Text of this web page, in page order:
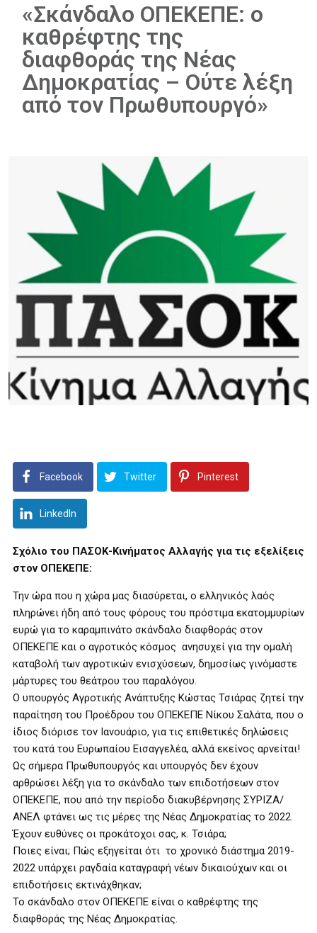
«Σκάνδαλο ΟΠΕΚΕΠΕ: ο
καθρέφτης της
διαφθοράς της Νέας
Δημοκρατίας – Ούτε λέξη
από τον Πρωθυπουργό»
Facebook Twitter Pinterest
LinkedIn
Σχόλιο του ΠΑΣΟΚ-Κινήματος Αλλαγής για τις εξελίξεις
στον ΟΠΕΚΕΠΕ:
Την ώρα που η χώρα μας διασύρεται, ο ελληνικός λαός
πληρώνει ήδη από τους φόρους του πρόστιμα εκατομμυρίων
ευρώ για το καραμπινάτο σκάνδαλο διαφθοράς στον
ΟΠΕΚΕΠΕ και ο αγροτικός κόσμος ανησυχεί για την ομαλή
καταβολή των αγροτικών ενισχύσεων, δημοσίως γινόμαστε
μάρτυρες του θεάτρου του παραλόγου.
Ο υπουργός Αγροτικής Ανάπτυξης Κώστας Τσιάρας ζητεί την
παραίτηση του Προέδρου του ΟΠΕΚΕΠΕ Νίκου Σαλάτα, που ο
ίδιος διόρισε τον Ιανουάριο, για τις επιθετικές δηλώσεις
του κατά του Ευρωπαίου Εισαγγελέα, αλλά εκείνος αρνείται!
Ως σήμερα Πρωθυπουργός και υπουργός δεν έχουν
αρθρώσει λέξη για το σκάνδαλο των επιδοτήσεων στον
ΟΠΕΚΕΠΕ, που από την περίοδο διακυβέρνησης ΣΥΡΙΖΑ/
ΑΝΕΛ φτάνει ως τις μέρες της Νέας Δημοκρατίας το 2022.
Έχουν ευθύνες οι προκάτοχοι σας, κ. Τσιάρα;
Ποιες είναι; Πώς εξηγείται ότι το χρονικό διάστημα 2019-
2022 υπάρχει ραγδαία καταγραφή νέων δικαιούχων και οι
επιδοτήσεις εκτινάχθηκαν;
Το σκάνδαλο στον ΟΠΕΚΕΠΕ είναι ο καθρέφτης της
διαφθοράς της Νέας Δημοκρατίας.